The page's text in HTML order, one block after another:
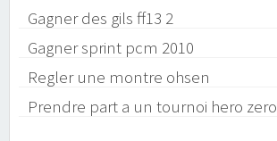
Gagner des gils ff13 2
Gagner sprint pcm 2010
Regler une montre ohsen
Prendre part a un tournoi hero zero